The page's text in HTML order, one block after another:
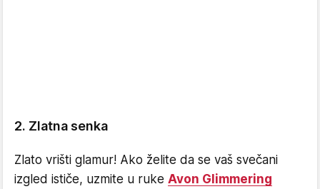
2. Zlatna senka
Zlato vrišti glamur! Ako želite da se vaš svečani
izgled ističe, uzmite u ruke Avon Glimmering